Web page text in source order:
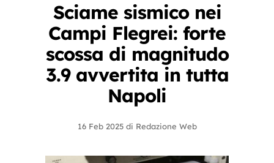
Sciame sismico nei
Campi Flegrei: forte
scossa di magnitudo
3.9 avvertita in tutta
Napoli
16 Feb 2025 di Redazione Web